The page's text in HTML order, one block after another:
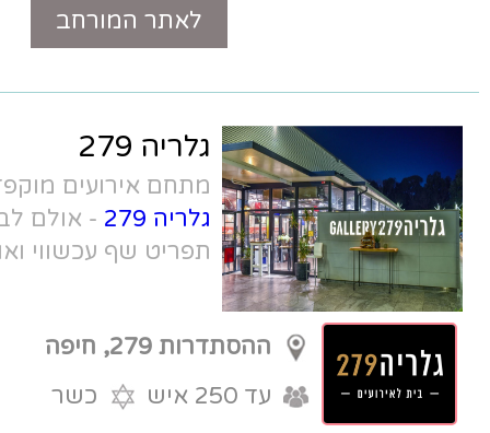
טלפון
גלריה 279
מתחם אירועים מוקפד, חדשני ויפהפה.
גלריה 279
- אולם לברית באזור הצפון,
תפריט שף עכשווי ואווירה ייחודית.
ההסתדרות 279, חיפה
כשר